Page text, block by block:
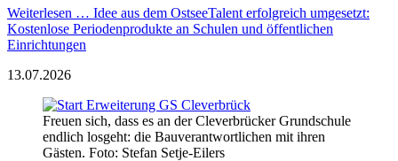
Weiterlesen … Idee aus dem OstseeTalent erfolgreich umgesetzt:
Kostenlose Periodenprodukte an Schulen und öffentlichen
Einrichtungen
13.07.2026
Freuen sich, dass es an der Cleverbrücker Grundschule
endlich losgeht: die Bauverantwortlichen mit ihren
Gästen. Foto: Stefan Setje-Eilers